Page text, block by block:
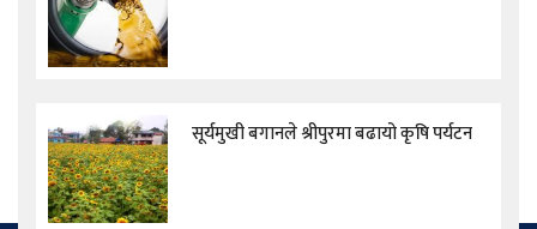
सूर्यमुखी बगानले श्रीपुरमा बढायो कृषि पर्यटन